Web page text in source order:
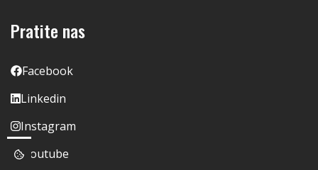
Pratite nas
Facebook
Linkedin
Instagram
Youtube